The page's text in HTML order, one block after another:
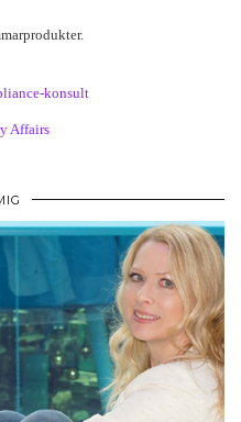
konsult
Affairs